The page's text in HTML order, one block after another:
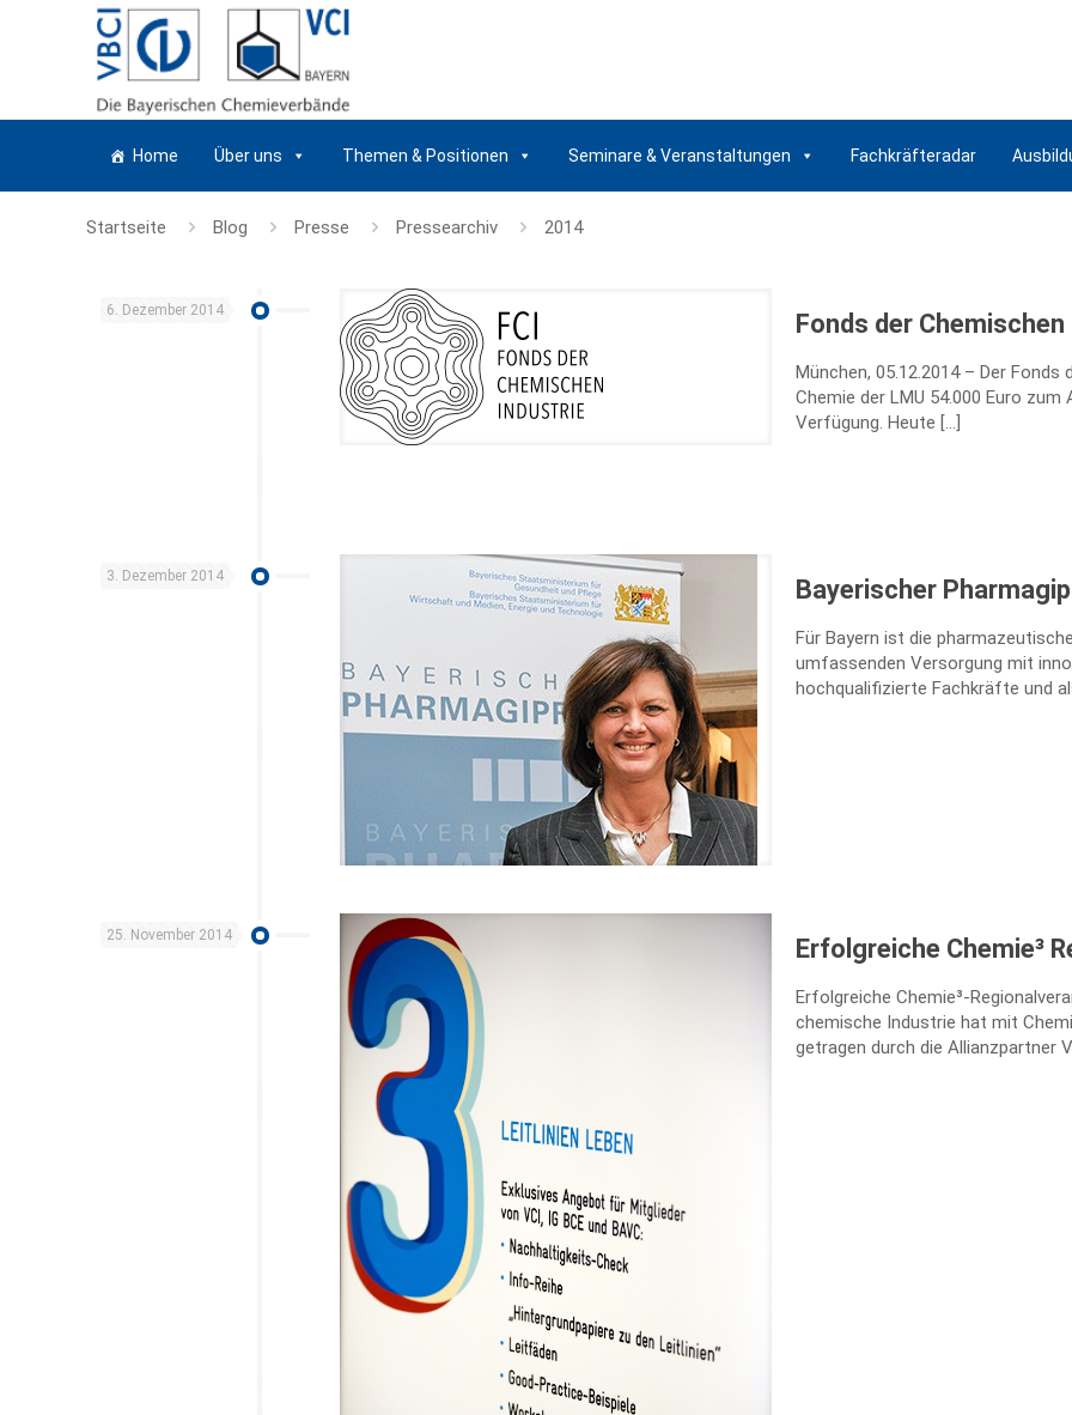
Home Über uns Themen & Positionen Seminare & Veranstaltungen Fachkräfteradar
Startseite Blog Presse Pressearchiv 2014
6. Dezember 2014 Fonds der
München, 05.12.2014 – Der
Chemie der LMU 54.000 Euro
Verfügung. Heute […]
3. Dezember 2014 Bayerischer
Für Bayern ist die
umfassenden Versorgung mit
hochqualifizierte Fachkräfte und
25. November 2014 Erfolgreiche Chemie³
Erfolgreiche Chemie³-
chemische Industrie hat mit
getragen durch die Allianzpartner